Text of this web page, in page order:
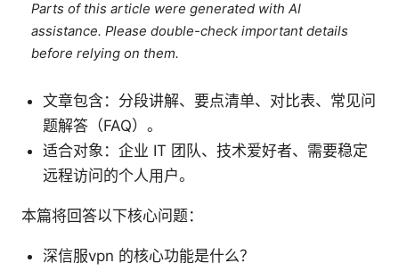
Parts of this article were generated with AI
assistance. Please double-check important details
before relying on them.
文章包含：分段讲解、要点清单、对比表、常见问
题解答（FAQ）。
适合对象：企业 IT 团队、技术爱好者、需要稳定
远程访问的个人用户。
本篇将回答以下核心问题：
深信服vpn 的核心功能是什么？